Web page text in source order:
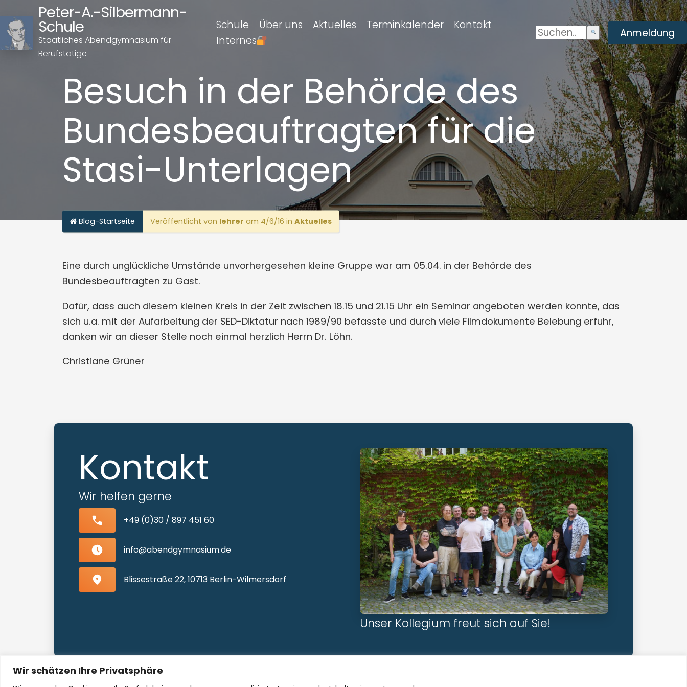
Wir schätzen Ihre Privatsphäre
Peter-A.-Silbermann-
Schule
Staatliches Abendgymnasium für
Berufstätige
Schule Über uns Aktuelles Terminkalender
Kontakt
Internes
Suchen: Enviar
búsqueda
Anmeldung
Besuch in der Behörde des
Bundesbeauftragten für die
Stasi-Unterlagen
Blog-Startseite Veröffentlicht von lehrer am 4/6/16 in Aktuelles
Eine durch unglückliche Umstände unvorhergesehen kleine Gruppe war am 05.04. in der Behörde des
Bundesbeauftragten zu Gast.
Dafür, dass auch diesem kleinen Kreis in der Zeit zwischen 18.15 und 21.15 Uhr ein Seminar angeboten werden konnte, das
sich u.a. mit der Aufarbeitung der SED-Diktatur nach 1989/90 befasste und durch viele Filmdokumente Belebung erfuhr,
danken wir an dieser Stelle noch einmal herzlich Herrn Dr. Löhn.
Christiane Grüner
Kontakt
Wir helfen gerne
+49 (0)30 / 897 451 60
info@abendgymnasium.de
Blissestraße 22, 10713 Berlin-Wilmersdorf
Unser Kollegium freut sich auf Sie!